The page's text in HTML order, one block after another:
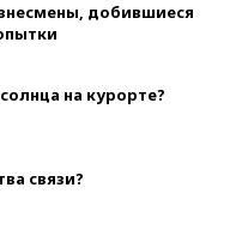
добившиеся
на курорте?
связи?